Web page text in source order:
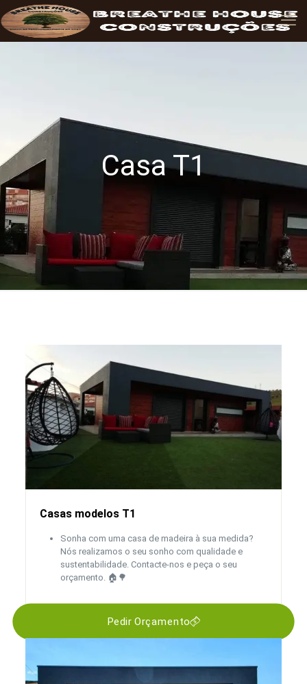
Casa T1
Casas modelos T1
Sonha com uma casa de madeira à sua medida?
Nós realizamos o seu sonho com qualidade e
sustentabilidade. Contacte-nos e peça o seu
orçamento. 🏠🌳
Pedir Orçamento